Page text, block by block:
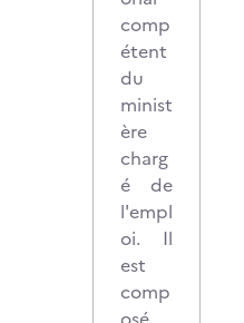
comp
étent
du
minist
ère
charg
é de
l'empl
oi. Il
est
comp